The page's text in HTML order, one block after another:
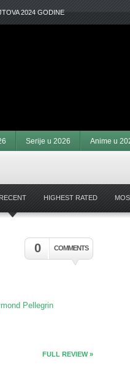
2024 GODINE
Serije u 2026 Anime u
HIGHEST RATED
0 COMMENTS
Pellegrin
FULL REVIEW »